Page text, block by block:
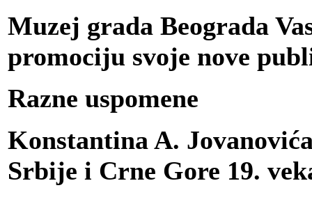
Muzej grada Beograda
promociju svoje nove
Razne uspomene
Konstantina A.
Srbije i Crne Gore 19.